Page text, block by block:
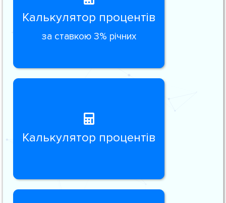
Калькулятор процентів
за ставкою 3% річних
Калькулятор процентів